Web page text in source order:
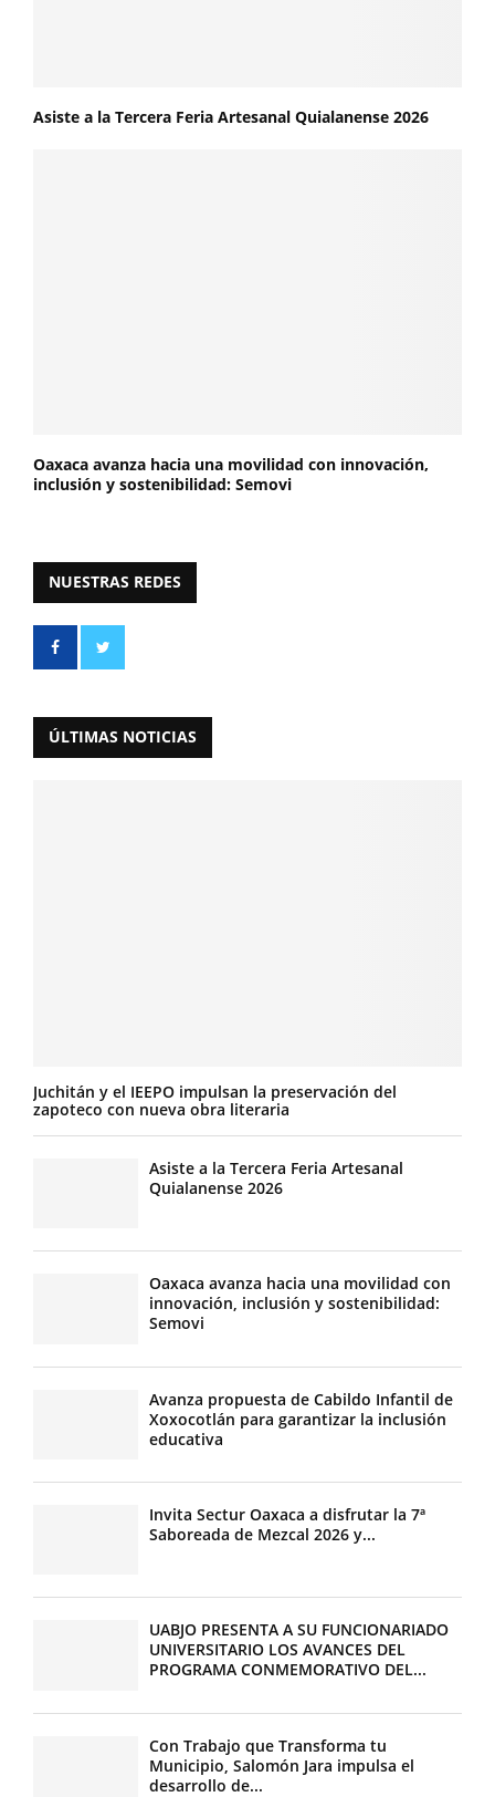
Asiste a la Tercera Feria Artesanal Quialanense 2026
Oaxaca avanza hacia una movilidad con innovación,
inclusión y sostenibilidad: Semovi
NUESTRAS REDES
ÚLTIMAS NOTICIAS
Juchitán y el IEEPO impulsan la preservación del
zapoteco con nueva obra literaria
Asiste a la Tercera Feria Artesanal
Quialanense 2026
Oaxaca avanza hacia una movilidad con
innovación, inclusión y sostenibilidad:
Semovi
Avanza propuesta de Cabildo Infantil de
Xoxocotlán para garantizar la inclusión
educativa
Invita Sectur Oaxaca a disfrutar la 7ª
Saboreada de Mezcal 2026 y...
UABJO PRESENTA A SU FUNCIONARIADO
UNIVERSITARIO LOS AVANCES DEL
PROGRAMA CONMEMORATIVO DEL...
Con Trabajo que Transforma tu
Municipio, Salomón Jara impulsa el
desarrollo de...